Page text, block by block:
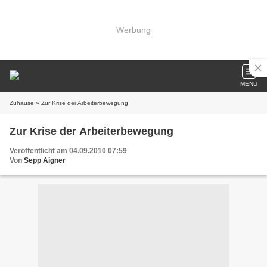
Werbung
MENU
Zuhause » Zur Krise der Arbeiterbewegung
Zur Krise der Arbeiterbewegung
Veröffentlicht am 04.09.2010 07:59
Von Sepp Aigner